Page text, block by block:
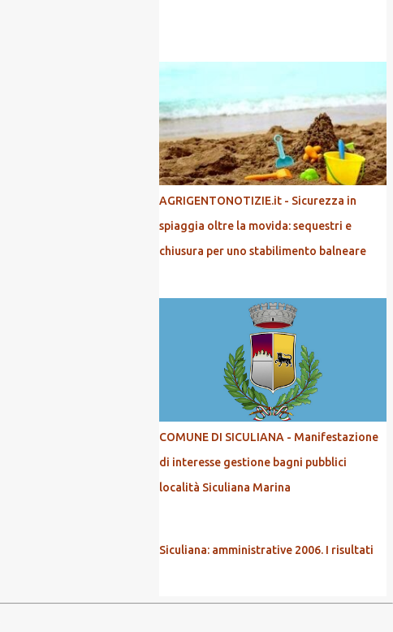
AGRIGENTONOTIZIE.it - Sicurezza in
spiaggia oltre la movida: sequestri e
chiusura per uno stabilimento balneare
COMUNE DI SICULIANA - Manifestazione
di interesse gestione bagni pubblici
località Siculiana Marina
Siculiana: amministrative 2006. I risultati